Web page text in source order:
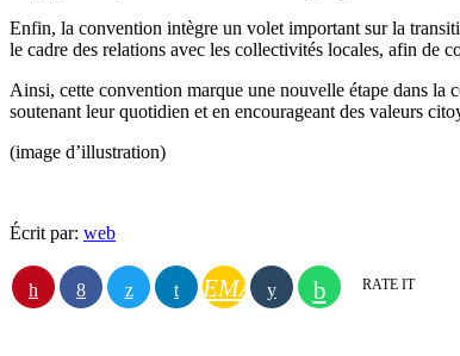
Enfin, la convention intègre un volet important sur la
le cadre des relations avec les collectivités locales, afin de
Ainsi, cette convention marque une nouvelle étape dans la
soutenant leur quotidien et en encourageant des valeurs
(image d’illustration)
Écrit par: web
EMAIL RATE IT